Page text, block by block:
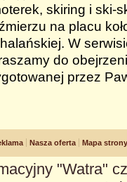
skiring i ski-
na placu
W
do
przez
Nasza oferta Mapa strony
"Watra"